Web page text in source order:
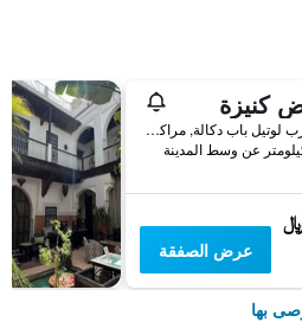
كنيزة
34 درب لوتيل باب دكالة, مراكش, المغرب
عرض الصفقة
بها